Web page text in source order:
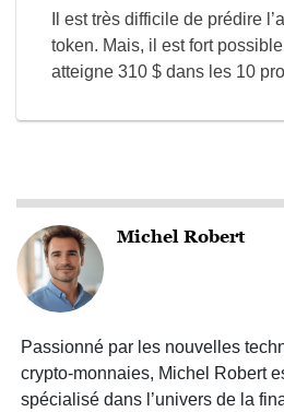
Il est très difficile de prédire
token. Mais, il est fort
atteigne 310 $ dans les 10
Michel Robert
Passionné par les nouvelles
crypto-monnaies, Michel Robert
spécialisé dans l’univers de la